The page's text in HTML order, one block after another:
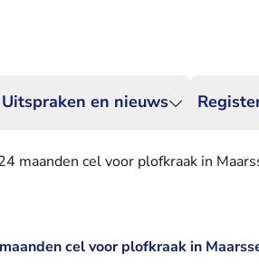
Uitspraken en nieuws
maanden cel voor plofkraak in
cel voor plofkraak in